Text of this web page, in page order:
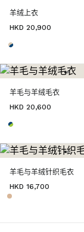
羊绒上衣
HKD 20,900
羊毛与羊绒毛衣
HKD 20,600
羊毛与羊绒针织毛衣
HKD 16,700